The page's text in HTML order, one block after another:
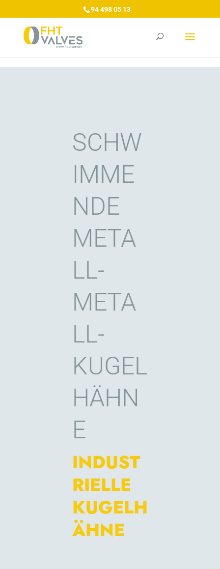
/*/Tag Manager/*/ /*/Google Ads/*/
94 498 05 13
SCHW
IMME
NDE
META
LL-
META
LL-
KUGEL
HÄHN
E
INDUST
RIELLE
KUGELH
ÄHNE